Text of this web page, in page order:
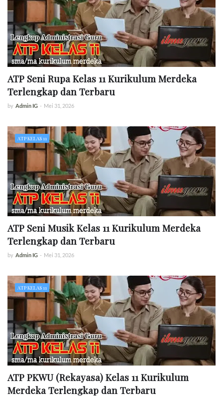
ATP Seni Rupa Kelas 11 Kurikulum Merdeka
Terlengkap dan Terbaru
by Admin IG - Mei 31, 2026
ATP KELAS 11
ATP Seni Musik Kelas 11 Kurikulum Merdeka
Terlengkap dan Terbaru
by Admin IG - Mei 31, 2026
ATP KELAS 11
ATP PKWU (Rekayasa) Kelas 11 Kurikulum
Merdeka Terlengkap dan Terbaru